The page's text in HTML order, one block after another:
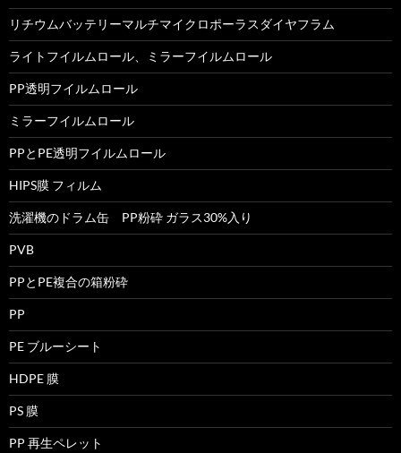
リチウムバッテリーマルチマイクロポーラスダイヤフラム
ライトフイルムロール、ミラーフイルムロール
PP透明フイルムロール
ミラーフイルムロール
PPとPE透明フイルムロール
HIPS膜 フィルム
洗濯機のドラム缶 PP粉砕 ガラス30%入り
PVB
PPとPE複合の箱粉砕
PP
PE ブルーシート
HDPE 膜
PS 膜
PP 再生ペレット